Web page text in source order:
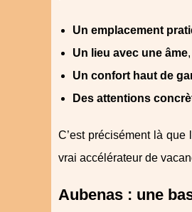
Un emplacement
Un lieu avec une âme
Un confort haut de
Des attentions
C’est précisément là
vrai accélérateur de
Aubenas : une